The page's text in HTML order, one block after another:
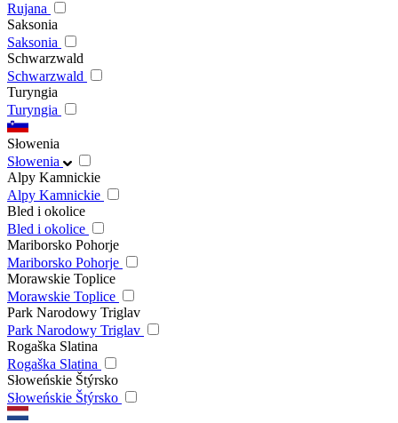
Rujana
Saksonia
Saksonia
Schwarzwald
Schwarzwald
Turyngia
Turyngia
Słowenia
Słowenia
Alpy Kamnickie
Alpy Kamnickie
Bled i okolice
Bled i okolice
Mariborsko Pohorje
Mariborsko Pohorje
Morawskie Toplice
Morawskie Toplice
Park Narodowy Triglav
Park Narodowy Triglav
Rogaška Slatina
Rogaška Slatina
Słoweńskie Štýrsko
Słoweńskie Štýrsko